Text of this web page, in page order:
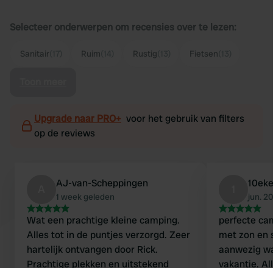
Selecteer onderwerpen om recensies over te lezen:
Sanitair Ruim Rustig Fietsen
Upgrade naar PRO+ voor het gebruik van filters
op de reviews
AJ-van-Scheppingen
1 week geleden
Wat een prachtige kleine camping.
Alles tot in de puntjes verzorgd. Zeer
hartelijk ontvangen door Rick.
Prachtige plekken en uitstekend
jun.
perfecte
met zon en
aanwezig
vakantie.